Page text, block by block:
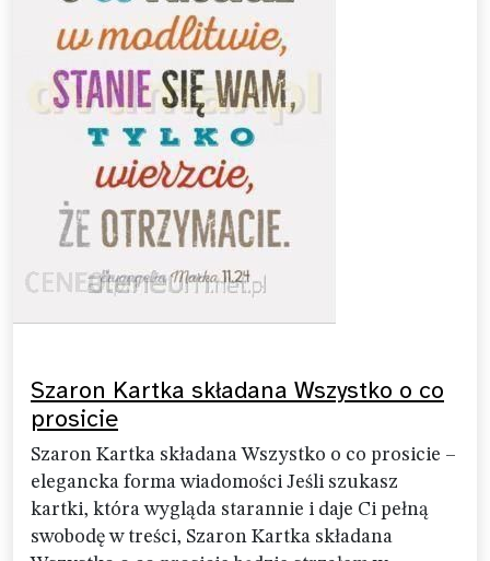
Szaron Kartka składana Wszystko o co
prosicie
Szaron Kartka składana Wszystko o co prosicie –
elegancka forma wiadomości Jeśli szukasz
kartki, która wygląda starannie i daje Ci pełną
swobodę w treści, Szaron Kartka składana